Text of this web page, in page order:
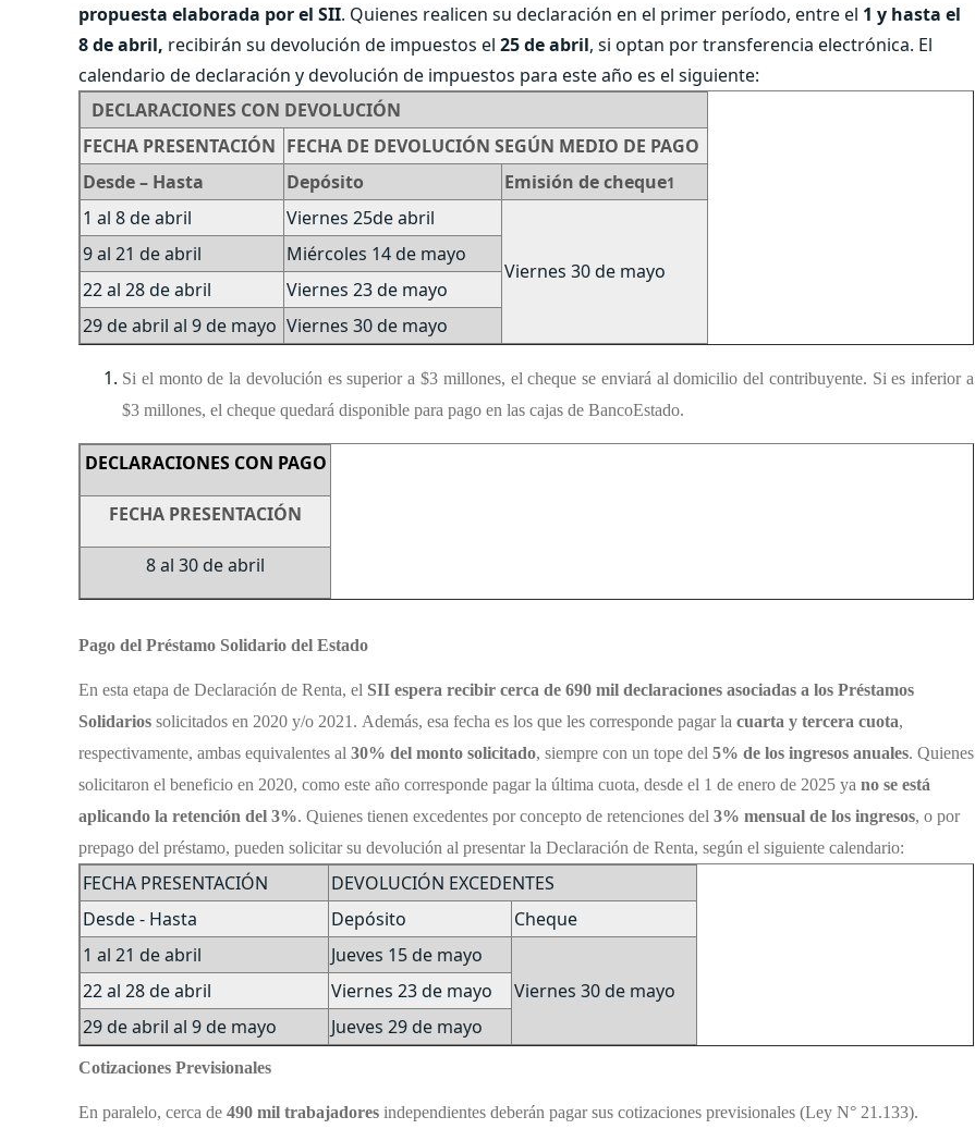
propuesta elaborada por el SII. Quienes realicen su declaración en el primer período, entre el 1 y hasta el
8 de abril, recibirán su devolución de impuestos el 25 de abril, si optan por transferencia electrónica. El
calendario de declaración y devolución de impuestos para este año es el siguiente:
DECLARACIONES CON DEVOLUCIÓN
FECHA PRESENTACIÓN FECHA DE DEVOLUCIÓN SEGÚN MEDIO DE PAGO
Desde – Hasta
Depósito Emisión de cheque1
1 al 8 de abril Viernes 25de abril
Viernes 30 de mayo
9 al 21 de abril
Miércoles 14 de mayo
22 al 28 de abril
Viernes 23 de mayo
29 de abril al 9 de mayo Viernes 30 de mayo
Si el monto de la devolución es superior a $3 millones, el cheque se enviará al domicilio del contribuyente. Si es inferior a
$3 millones, el cheque quedará disponible para pago en las cajas de BancoEstado.
DECLARACIONES CON PAGO
FECHA PRESENTACIÓN
8 al 30 de abril
Pago del Préstamo Solidario del Estado
En esta etapa de Declaración de Renta, el SII espera recibir cerca de 690 mil declaraciones asociadas a los Préstamos
Solidarios solicitados en 2020 y/o 2021. Además, esa fecha es los que les corresponde pagar la cuarta y tercera cuota,
respectivamente, ambas equivalentes al 30% del monto solicitado, siempre con un tope del 5% de los ingresos anuales. Quienes
solicitaron el beneficio en 2020, como este año corresponde pagar la última cuota, desde el 1 de enero de 2025 ya no se está
aplicando la retención del 3%. Quienes tienen excedentes por concepto de retenciones del 3% mensual de los ingresos, o por
prepago del préstamo, pueden solicitar su devolución al presentar la Declaración de Renta, según el siguiente calendario:
FECHA PRESENTACIÓN
DEVOLUCIÓN EXCEDENTES
Desde - Hasta
Depósito
Cheque
1 al 21 de abril
Jueves 15 de mayo
Viernes 30 de mayo
22 al 28 de abril
Viernes 23 de mayo
29 de abril al 9 de mayo
Jueves 29 de mayo
Cotizaciones Previsionales
En paralelo, cerca de 490 mil trabajadores independientes deberán pagar sus cotizaciones previsionales (Ley N° 21.133).